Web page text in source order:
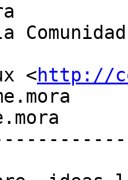
<http://